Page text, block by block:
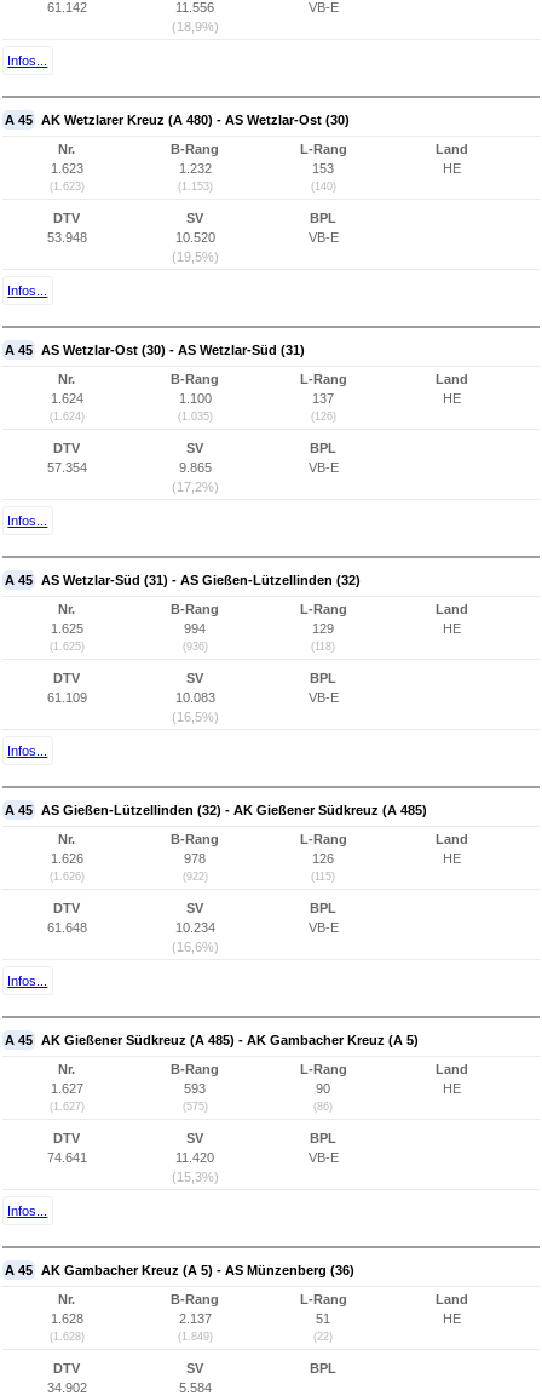
61.142
11.556
(18,9%)
VB-E
Infos...
A 45 AK Wetzlarer Kreuz (A 480) - AS Wetzlar-Ost (30)
Nr.
1.623
(1.623)
B-Rang
1.232
(1.153)
L-Rang
153
(140)
Land
HE
DTV
53.948
SV
10.520
(19,5%)
BPL
VB-E
Infos...
A 45 AS Wetzlar-Ost (30) - AS Wetzlar-Süd (31)
Nr.
1.624
(1.624)
B-Rang
1.100
(1.035)
L-Rang
137
(126)
Land
HE
DTV
57.354
SV
9.865
(17,2%)
BPL
VB-E
Infos...
A 45 AS Wetzlar-Süd (31) - AS Gießen-Lützellinden (32)
Nr.
1.625
(1.625)
B-Rang
994
(936)
L-Rang
129
(118)
Land
HE
DTV
61.109
SV
10.083
(16,5%)
BPL
VB-E
Infos...
A 45 AS Gießen-Lützellinden (32) - AK Gießener Südkreuz (A 485)
Nr.
1.626
(1.626)
B-Rang
978
(922)
L-Rang
126
(115)
Land
HE
DTV
61.648
SV
10.234
(16,6%)
BPL
VB-E
Infos...
A 45 AK Gießener Südkreuz (A 485) - AK Gambacher Kreuz (A 5)
Nr.
1.627
(1.627)
B-Rang
593
(575)
L-Rang
90
(86)
Land
HE
DTV
74.641
SV
11.420
(15,3%)
BPL
VB-E
Infos...
A 45 AK Gambacher Kreuz (A 5) - AS Münzenberg (36)
Nr.
1.628
(1.628)
B-Rang
2.137
(1.849)
L-Rang
51
(22)
Land
HE
DTV
34.902
SV
5.584
BPL